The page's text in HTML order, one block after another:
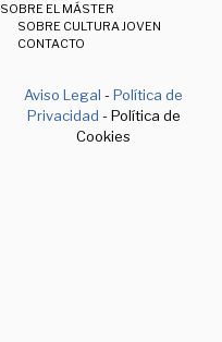
SOBRE EL MÁSTER
SOBRE CULTURA JOVEN
CONTACTO
Aviso Legal -Política de
Privacidad - Política de
Cookies